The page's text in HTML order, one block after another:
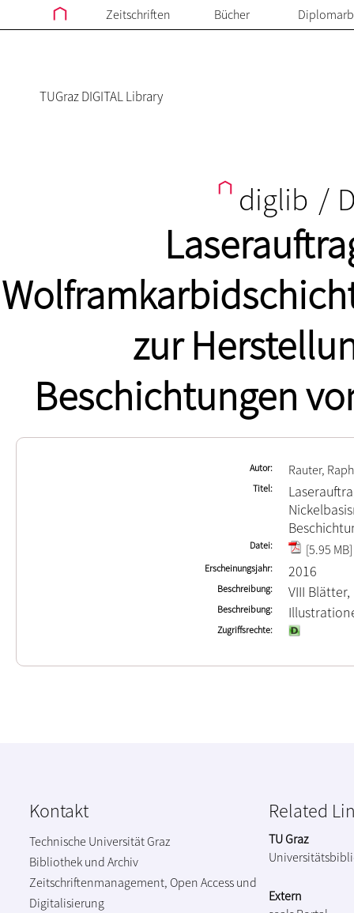
Zeitschriften Bücher
TUGraz DIGITAL Library
diglib /
zur
Beschichtungen
Autor Rauter,
Titel
Datei [5.95 MB]
Erscheinungsjahr 2016
Beschreibung VIII
Beschreibung
Zugriffsrechte
Kontakt
Technische Universität Graz
Bibliothek und Archiv
Zeitschriftenmanagement, Open Access und
Digitalisierung
Related
TU Graz
Extern